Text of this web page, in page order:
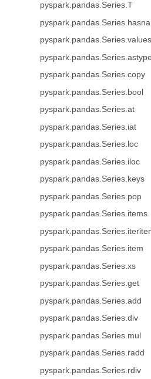
pyspark.pandas.Series.T
pyspark.pandas.Series.values
pyspark.pandas.Series.astype
pyspark.pandas.Series.copy
pyspark.pandas.Series.bool
pyspark.pandas.Series.at
pyspark.pandas.Series.iat
pyspark.pandas.Series.loc
pyspark.pandas.Series.iloc
pyspark.pandas.Series.keys
pyspark.pandas.Series.pop
pyspark.pandas.Series.items
pyspark.pandas.Series.item
pyspark.pandas.Series.xs
pyspark.pandas.Series.get
pyspark.pandas.Series.add
pyspark.pandas.Series.div
pyspark.pandas.Series.mul
pyspark.pandas.Series.radd
pyspark.pandas.Series.rdiv